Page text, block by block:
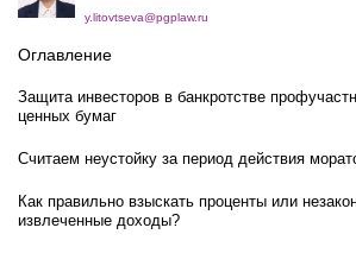
y.litovtseva@pgplaw.ru
Оглавление
Защита инвесторов в банкротстве
ценных бумаг
Считаем неустойку за период действия
Как правильно взыскать проценты или
извлеченные доходы?